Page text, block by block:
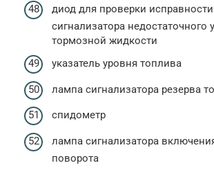
диод для проверки
сигнализатора недостаточного
тормозной жидкости
указатель уровня топлива
лампа сигнализатора резерва
спидометр
лампа сигнализатора
поворота